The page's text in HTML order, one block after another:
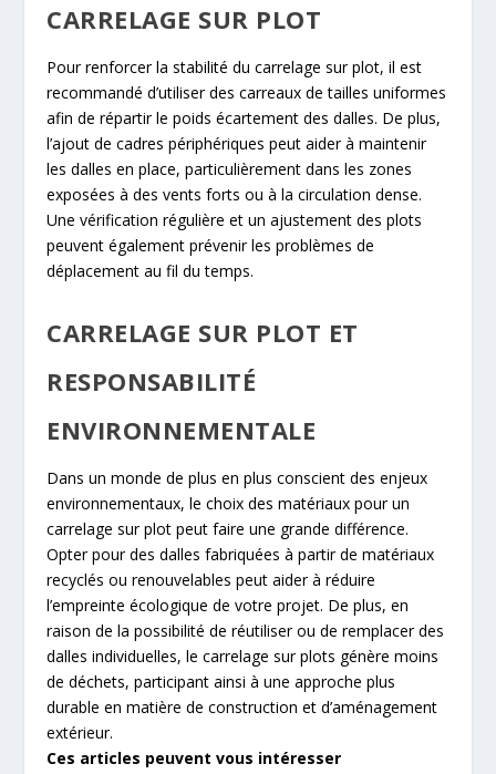
CARRELAGE SUR PLOT
Pour renforcer la stabilité du carrelage sur plot, il est
recommandé d’utiliser des carreaux de tailles uniformes
afin de répartir le poids écartement des dalles. De plus,
l’ajout de cadres périphériques peut aider à maintenir
les dalles en place, particulièrement dans les zones
exposées à des vents forts ou à la circulation dense.
Une vérification régulière et un ajustement des plots
peuvent également prévenir les problèmes de
déplacement au fil du temps.
CARRELAGE SUR PLOT ET
RESPONSABILITÉ
ENVIRONNEMENTALE
Dans un monde de plus en plus conscient des enjeux
environnementaux, le choix des matériaux pour un
carrelage sur plot peut faire une grande différence.
Opter pour des dalles fabriquées à partir de matériaux
recyclés ou renouvelables peut aider à réduire
l’empreinte écologique de votre projet. De plus, en
raison de la possibilité de réutiliser ou de remplacer des
dalles individuelles, le carrelage sur plots génère moins
de déchets, participant ainsi à une approche plus
durable en matière de construction et d’aménagement
extérieur.
Ces articles peuvent vous intéresser